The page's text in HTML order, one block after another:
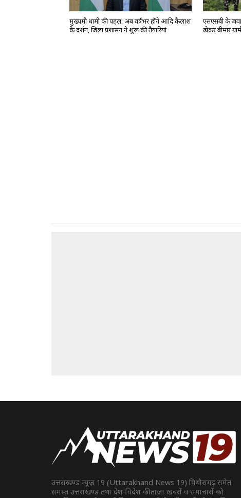
मुख्यमंत्री धामी की पहल: अब वर्षभर होंगे आदि कैलाश
के दर्शन, जिला प्रशासन ने शुरू की तैयारियां
एसएसबी के
ढोकर बीमार
उत्तराखण्ड न्यूज़ 19 (Uttarakhand News 19) पिथौरागढ़ समेत
समस्त उत्तराखण्ड तथा देश-विदेश की ताज़ा ख़बरों व समाचारों को